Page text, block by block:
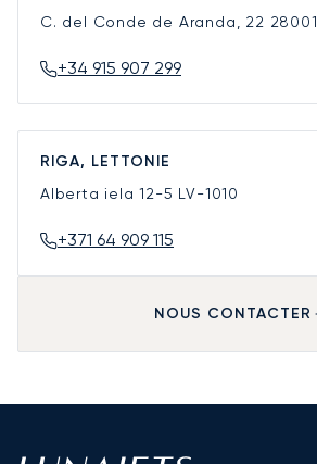
C. del Conde de Aranda, 22 28001
+34 915 907 299
RIGA, LETTONIE
Alberta iela 12-5 LV-1010
+371 64 909 115
NOUS CONTACTER